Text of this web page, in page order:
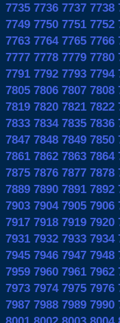
7735 7736 7737 7738
7749 7750 7751 7752
7763 7764 7765 7766
7777 7778 7779 7780
7791 7792 7793 7794
7805 7806 7807 7808
7819 7820 7821 7822
7833 7834 7835 7836
7847 7848 7849 7850
7861 7862 7863 7864
7875 7876 7877 7878
7889 7890 7891 7892
7903 7904 7905 7906
7917 7918 7919 7920
7931 7932 7933 7934
7945 7946 7947 7948
7959 7960 7961 7962
7973 7974 7975 7976
7987 7988 7989 7990